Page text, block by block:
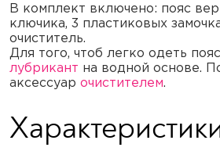
В комплект включено: пояс
ключика, 3 пластиковых
очиститель.
Для того, чтоб легко одеть
лубрикант на водной основе.
аксессуар очистителем.